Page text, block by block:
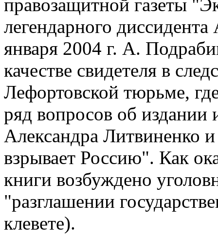
правозащитной газеты
легендарного
января 2004 г. А.
качестве свидетеля в
Лефортовской тюрьме,
ряд вопросов об издании
Александра
взрывает Россию". Как
книги возбуждено
"разглашении
клевете).